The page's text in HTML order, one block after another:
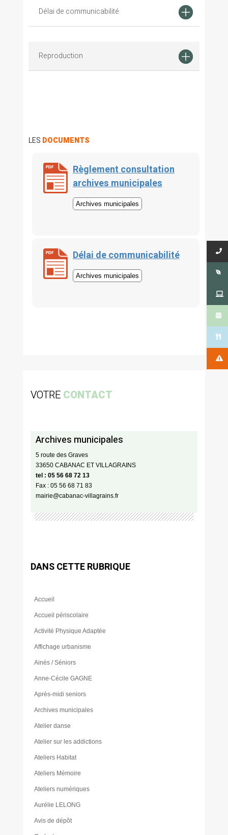
Délai de communicabilité
Reproduction
LES DOCUMENTS
Règlement consultation
archives municipales
Archives municipales
Délai de communicabilité
Archives municipales
VOTRE CONTACT
Archives municipales
5 route des Graves
33650 CABANAC ET VILLAGRAINS
tel : 05 56 68 72 13
Fax : 05 56 68 71 83
mairie@cabanac-villagrains.fr
DANS CETTE RUBRIQUE
Accueil
Accueil périscolaire
Activité Physique Adaptée
Affichage urbanisme
Ainés / Séniors
Anne-Cécile GAGNE
Après-midi seniors
Archives municipales
Atelier danse
Atelier sur les addictions
Ateliers Habitat
Ateliers Mémoire
Ateliers numériques
Aurélie LELONG
Avis de dépôt